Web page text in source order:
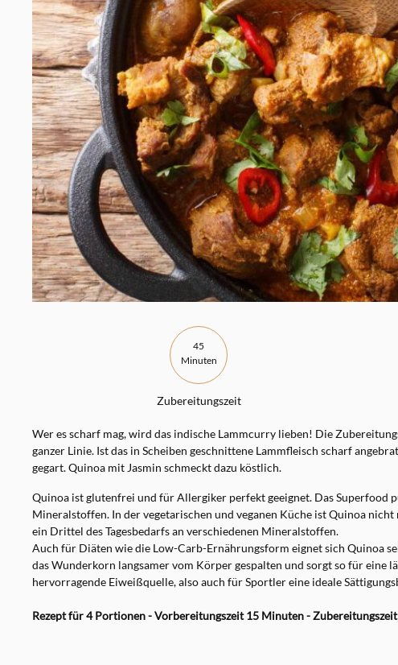
45
Minuten
Zubereitungszeit
Wer es scharf mag, wird das indische Lammcurry lieben! Die
ganzer Linie. Ist das in Scheiben geschnittene Lammfleisch scharf
gegart. Quinoa mit Jasmin schmeckt dazu köstlich.
Quinoa ist glutenfrei und für Allergiker perfekt geeignet. Das
Mineralstoffen. In der vegetarischen und veganen Küche ist Quinoa
ein Drittel des Tagesbedarfs an verschiedenen Mineralstoffen.
Auch für Diäten wie die Low-Carb-Ernährungsform eignet sich Quinoa
das Wunderkorn langsamer vom Körper gespalten und sorgt so für eine
hervorragende Eiweißquelle, also auch für Sportler eine ideale
Rezept für 4 Portionen - Vorbereitungszeit 15 Minuten -